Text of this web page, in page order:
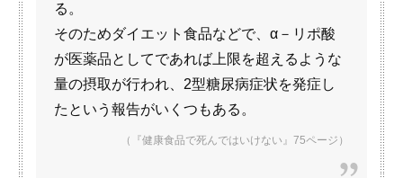
る。
そのためダイエット食品などで、α－リポ酸
が医薬品としてであれば上限を超えるような
量の摂取が行われ、2型糖尿病症状を発症し
たという報告がいくつもある。
（『健康食品で死んではいけない』75ページ）